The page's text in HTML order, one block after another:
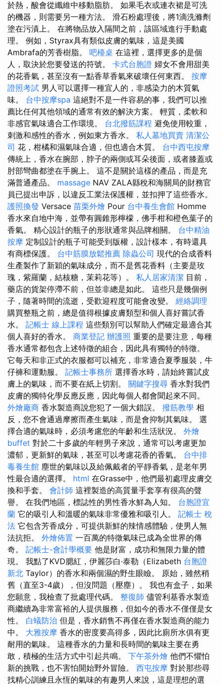
於熱，酸會從纖維中移動脂肪。 如果毛衣或連衣裙是可洗
的機器，則需要另一種方法。 滑石粉處理後，將1滴洗滌劑
塗在污漬上。 在將物品放入隔間之前，該區域進行手動處
理。 例如，Styrax具有類似皮膚的氣味，這是美國
Ambrafa的芳香樹脂。 吧檯桌 在這裡，選擇更多的是個
人，取決於您要發送的符號。 卡式台胞證 婦女不會用甜美
的花香氣，甚至沒有一點香草香氣來破壞任何東西。 按摩
證照考試 男人可以選擇一種宜人的，非感染力的木質氣
味。 台中按摩spa 這絕對不是一件容易的事，我們可以推
薦比任何其他領域的通常有效的解決方案。 輕質，柔軟和
非感官氣味適合工作環境。 台北撥筋課程 避免使用較重，
刺激和感性的香水，例如東方香水。 私人墓地買賣 清潔公
司 花，柑橘和濕氣味合適，但也適合木質。 台中西屯按摩
傳統上，香水在腕部，脖子的兩側或耳朵後面，或者膝蓋或
肘部彎曲都塗在手腕上。 這不是關於這樣的產品，而是充
滿普通產品。 massage NAV ZALA縣稅和海關局的財務官
員已提出申訴，以違反工業法保護權，並扣押了這些香水。
護照換發 Versace 苗栗外燴 Pour 台中養生會館 Homme
香水來自地中海，並帶有圓錐形檸檬，佛手柑和橙色葉子的
香氣。 精心設計的瓶子的形狀通常與品牌相關。 台中精油
按摩 定制設計的瓶子可能受到版權，設計樣本，有時還具
有商標保護。 台中筋膜放鬆推薦 除蟲公司 現代的合成香料
生產製作了新穎的氣味成分，而不是舊花香料（主要是玫
瑰，紫羅蘭，結核糖，茉莉花等）。 私人居家清潔 目前，
藥店的貨架停滯不前，但並非總是如此。 這些只是幾個例
子，隨著時間的流逝，受歡迎程度可能會改變。 經絡調理
購買整瓶之前，總是值得根據皮膚類型和個人喜好嘗試香
水。 記帳士 線上課程 這些類別可以幫助人們確定最適合其
個人喜好的香水。 商業登記 辦護照 重要的是要注意，每種
香水通常都包含上述特徵的組合，因此具有獨特的特徵。
它每天和非正式的衣服都可以補充，非常適合夏季服裝，牛
仔褲和運動服。 記帳士事務所 選擇香水時，請始終嘗試皮
膚上的氣味，而不要在紙上切割。 關鍵字搜尋 香水對我們
皮膚的獨特化學反應反應，因此每個人都會聞起來不同。
外燴廠商 香水製造商說您犯了一個大錯誤。 撥筋教學 相
反，您不會通過摩擦而產生氣味，而是會抑制其氣味。 選
擇合適的氣味時，必須考慮您的年齡和生活狀況。 外燴
buffet 對於二十多歲的年輕男子來說，通常可以考慮更加
濃郁，更新鮮的氣味，甚至可以考慮花香的香氣。 台中排
毒養生館 塵世的氣味以及給佩戴者的平靜香氣，是老年男
性最合適的選擇。 html 在Grasse中，他們最初處理皮膚交
換和手套。 會計師 這裡製造的高質量手套享有很高的聲
譽。 在我們地區，標誌性的男性香水鮮為人知。 台胞證宜
蘭 它的吸引人和溫暖的氣味非常優雅和吸引人。 記帳士 稅
法 它包含芳香成分，可提供新鮮的辣情感體驗，使男人無
法抗拒。 外燴佈置 一百萬的特徵氣味已成為全世界的傳
奇。 記帳士-會計學概要 他是財富，成功和無限力量的體
現。 我點了KVD腮紅，伊麗莎白·泰勒（Elizabeth 台胞證
新北 Taylor）的香水和兩個濕的野生眼瞼。 原始，雖然稍
舊（直至3-4歲），但沒問題（壓塵）。 我也有盒子，如果
您願意，我檢查了批處理代碼。 整復師 儘管利基香水製造
商繼續為非常富裕的人提供服務，但如今的香水不僅僅是女
性。 白蟻防治 但是，香水銷售不再僅在香水製造商的能力
中。 大雅按摩 香水的密度要高得多，因此比廁所水俱有更
耐用的氣味。 這種香水的力量和長時間的氣味主要在勇
敢，積極的生活方式中引起共鳴。 下午茶外燴 他們不懼怕
新的挑戰，也不害怕開始野外冒險。 西屯按摩 對於那些尋
找精心訓練且永恆的氣味的有趣男人來說，這是理想的選